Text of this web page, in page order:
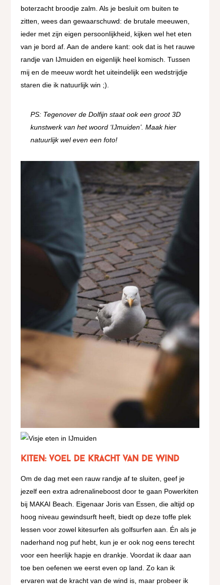
boterzacht broodje zalm. Als je besluit om buiten te
zitten, wees dan gewaarschuwd: de brutale meeuwen,
ieder met zijn eigen persoonlijkheid, kijken wel het eten
van je bord af. Aan de andere kant: ook dat is het rauwe
randje van IJmuiden en eigenlijk heel komisch. Tussen
mij en de meeuw wordt het uiteindelijk een wedstrijdje
staren die ik natuurlijk win ;).
PS: Tegenover de Dolfijn staat ook een groot 3D
kunstwerk van het woord ‘IJmuiden’. Maak hier
natuurlijk wel even een foto!
Kiten: voel de kracht van de wind
Om de dag met een rauw randje af te sluiten, geef je
jezelf een extra adrenalineboost door te gaan Powerkiten
bij MAKAI Beach. Eigenaar Joris van Essen, die altijd op
hoog niveau gewindsurft heeft, biedt op deze toffe plek
lessen voor zowel kitesurfen als golfsurfen aan. Én als je
naderhand nog puf hebt, kun je er ook nog eens terecht
voor een heerlijk hapje en drankje. Voordat ik daar aan
toe ben oefenen we eerst even op land. Zo kan ik
ervaren wat de kracht van de wind is, maar probeer ik